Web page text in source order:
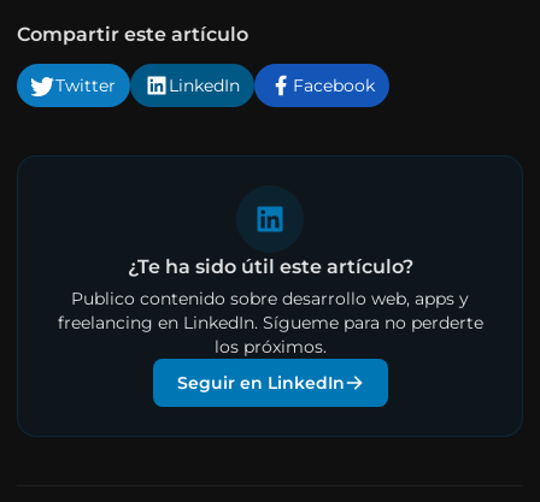
Compartir este artículo
Twitter LinkedIn Facebook
¿Te ha sido útil este artículo?
Publico contenido sobre desarrollo web, apps y
freelancing en LinkedIn. Sígueme para no perderte
los próximos.
Seguir en LinkedIn